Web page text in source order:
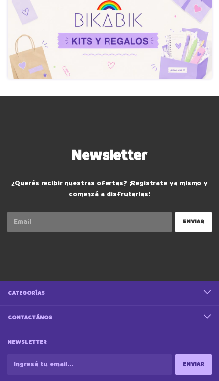
Newsletter
¿Querés recibir nuestras ofertas? ¡Registrate ya mismo y
comenzá a disfrutarlas!
CATEGORÍAS
CONTACTÁNOS
NEWSLETTER